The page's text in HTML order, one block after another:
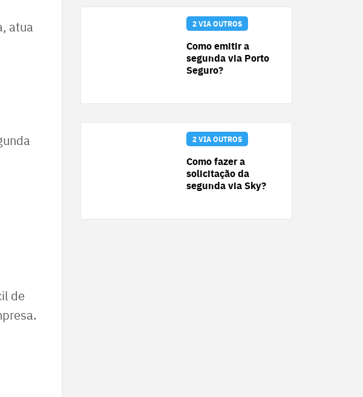
atua
de
2 VIA OUTROS
Como emitir a
segunda via Porto
Seguro?
2 VIA OUTROS
Como fazer a
solicitação da
segunda via Sky?